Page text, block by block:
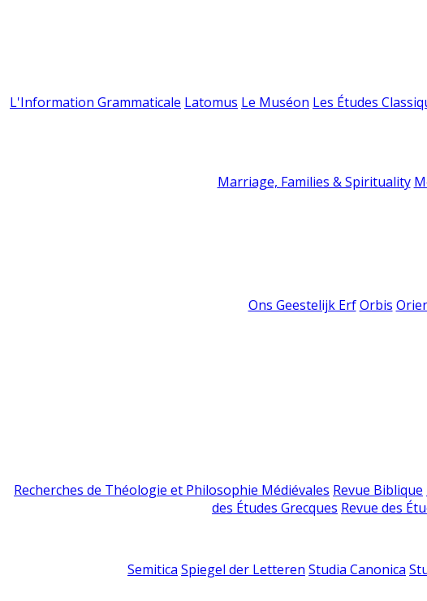
L'Information Grammaticale Latomus Le Muséon Les Études
Marriage, Families & Spirituality
Ons Geestelijk Erf Orbis
Recherches de Théologie et Philosophie Médiévales Revue Biblique
des Études Grecques Revue des
Semitica Spiegel der Letteren Studia Canonica